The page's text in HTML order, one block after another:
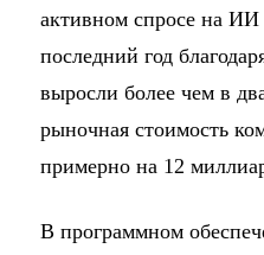
активном спросе на ИИ
последний год
выросли более чем в
рыночная стоимость
примерно на 12
В программном